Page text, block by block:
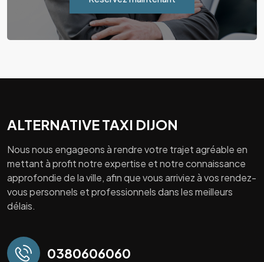
ALTERNATIVE TAXI DIJON
Nous nous engageons à rendre votre trajet agréable en
mettant à profit notre expertise et notre connaissance
approfondie de la ville, afin que vous arriviez à vos rendez-
vous personnels et professionnels dans les meilleurs
délais.
0380606060